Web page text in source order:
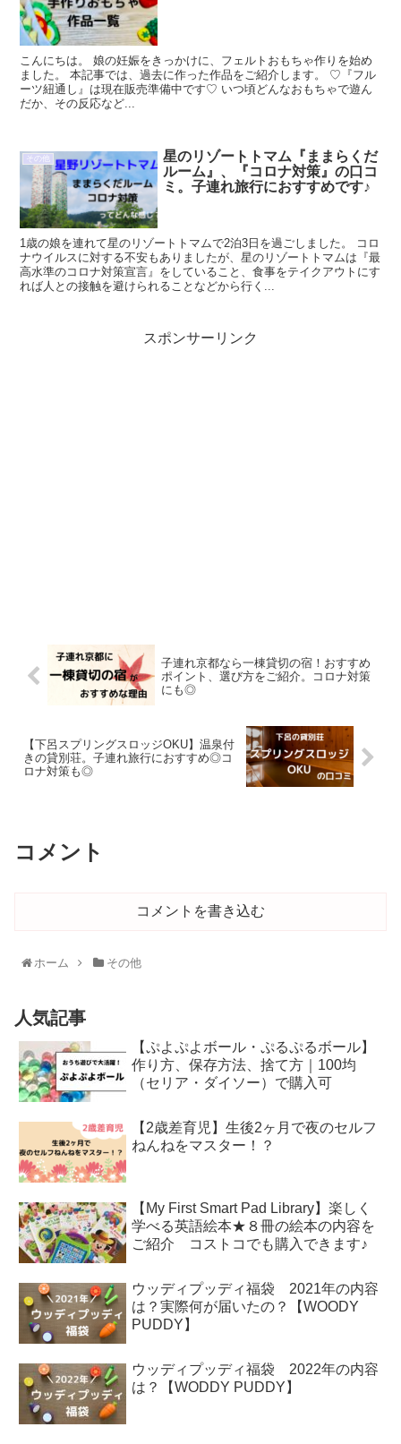
こんにちは。 娘の妊娠をきっかけに、フェルトおもちゃ作りを始め
ました。 本記事では、過去に作った作品をご紹介します。 ♡『フル
ーツ紐通し』は現在販売準備中です♡ いつ頃どんなおもちゃで遊ん
だか、その反応など...
その他
星のリゾートトマム『ままらくだ
ルーム』、『コロナ対策』の口コ
ミ。子連れ旅行におすすめです♪
1歳の娘を連れて星のリゾートトマムで2泊3日を過ごしました。 コロ
ナウイルスに対する不安もありましたが、星のリゾートトマムは『最
高水準のコロナ対策宣言』をしていること、食事をテイクアウトにす
れば人との接触を避けられることなどから行く...
スポンサーリンク
子連れ京都なら一棟貸切の宿！おすすめ
ポイント、選び方をご紹介。コロナ対策
にも◎
【下呂スプリングスロッジOKU】温泉付
きの貸別荘。子連れ旅行におすすめ◎コ
ロナ対策も◎
コメント
コメントを書き込む
ホーム その他
人気記事
【ぷよぷよボール・ぷるぷるボール】
作り方、保存方法、捨て方｜100均
（セリア・ダイソー）で購入可
【2歳差育児】生後2ヶ月で夜のセルフ
ねんねをマスター！？
【My First Smart Pad Library】楽しく
学べる英語絵本★８冊の絵本の内容を
ご紹介 コストコでも購入できます♪
ウッディプッディ福袋 2021年の内容
は？実際何が届いたの？【WOODY
PUDDY】
ウッディプッディ福袋 2022年の内容
は？【WODDY PUDDY】